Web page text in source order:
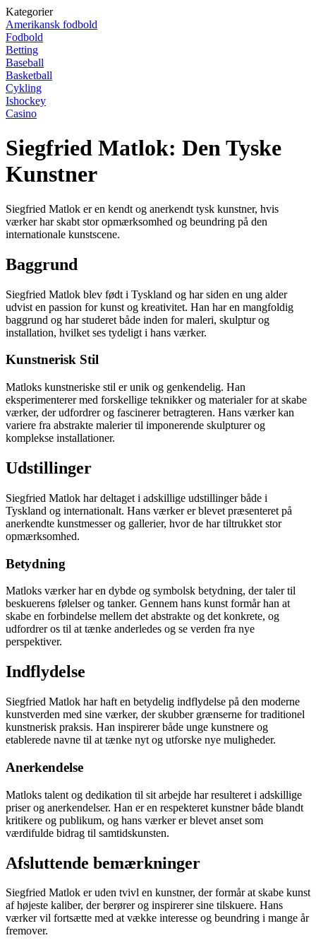
Kategorier
Amerikansk fodbold
Fodbold
Betting
Baseball
Basketball
Cykling
Ishockey
Casino
Siegfried Matlok: Den Tyske
Kunstner
Siegfried Matlok er en kendt og anerkendt tysk kunstner, hvis
værker har skabt stor opmærksomhed og beundring på den
internationale kunstscene.
Baggrund
Siegfried Matlok blev født i Tyskland og har siden en ung alder
udvist en passion for kunst og kreativitet. Han har en mangfoldig
baggrund og har studeret både inden for maleri, skulptur og
installation, hvilket ses tydeligt i hans værker.
Kunstnerisk Stil
Matloks kunstneriske stil er unik og genkendelig. Han
eksperimenterer med forskellige teknikker og materialer for at skabe
værker, der udfordrer og fascinerer betragteren. Hans værker kan
variere fra abstrakte malerier til imponerende skulpturer og
komplekse installationer.
Udstillinger
Siegfried Matlok har deltaget i adskillige udstillinger både i
Tyskland og internationalt. Hans værker er blevet præsenteret på
anerkendte kunstmesser og gallerier, hvor de har tiltrukket stor
opmærksomhed.
Betydning
Matloks værker har en dybde og symbolsk betydning, der taler til
beskuerens følelser og tanker. Gennem hans kunst formår han at
skabe en forbindelse mellem det abstrakte og det konkrete, og
udfordrer os til at tænke anderledes og se verden fra nye
perspektiver.
Indflydelse
Siegfried Matlok har haft en betydelig indflydelse på den moderne
kunstverden med sine værker, der skubber grænserne for traditionel
kunstnerisk praksis. Han inspirerer både unge kunstnere og
etablerede navne til at tænke nyt og utforske nye muligheder.
Anerkendelse
Matloks talent og dedikation til sit arbejde har resulteret i adskillige
priser og anerkendelser. Han er en respekteret kunstner både blandt
kritikere og publikum, og hans værker er blevet anset som
værdifulde bidrag til samtidskunsten.
Afsluttende bemærkninger
Siegfried Matlok er uden tvivl en kunstner, der formår at skabe kunst
af højeste kaliber, der berører og inspirerer sine tilskuere. Hans
værker vil fortsætte med at vække interesse og beundring i mange år
fremover.